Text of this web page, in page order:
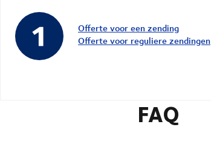
Offerte voor een zending
Offerte voor reguliere zendingen
FAQ